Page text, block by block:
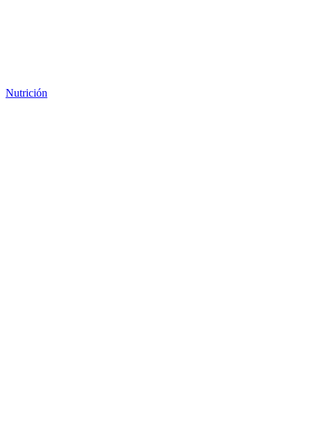
Nutrición